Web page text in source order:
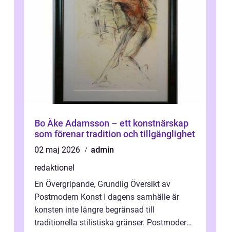
Bo Åke Adamsson – ett konstnärskap
som förenar tradition och tillgänglighet
02 maj 2026
admin
redaktionel
En Övergripande, Grundlig Översikt av
Postmodern Konst I dagens samhälle är
konsten inte längre begränsad till
traditionella stilistiska gränser. Postmodern